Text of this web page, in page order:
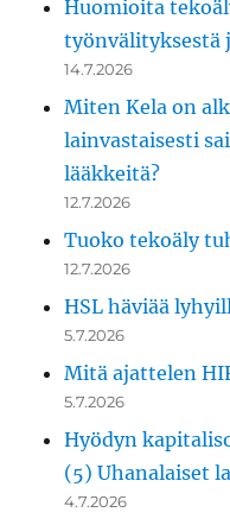
Huomioita
työnvälityksestä
14.7.2026
Miten Kela on
lainvastaisesti
lääkkeitä?
12.7.2026
Tuoko tekoäly
12.7.2026
HSL häviää
5.7.2026
Mitä ajattelen
5.7.2026
Hyödyn
(5) Uhanalaiset
4.7.2026